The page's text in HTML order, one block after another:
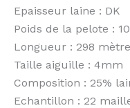
Epaisseur laine : DK
Poids de la pelote :
Longueur : 298
Taille aiguille : 4mm
Composition : 25%
Echantillon : 22